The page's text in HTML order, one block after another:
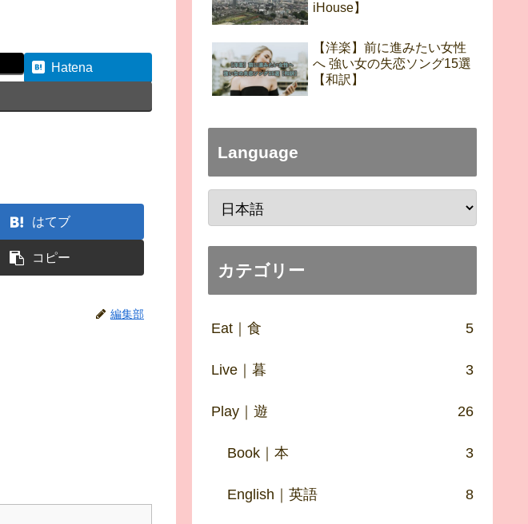
Hatena
はてブ
コピー
編集部
iHouse】
【洋楽】前に進みたい女性
へ 強い女の失恋ソング15選
【和訳】
Language
カテゴリー
Eat｜食 5
Live｜暮 3
Play｜遊 26
Book｜本 3
English｜英語 8